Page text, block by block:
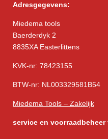
Adresgegevens:
Miedema tools
Baerderdyk 2
8835XA Easterlittens
KVK-nr: 78423155
BTW-nr: NL003329581B54
Miedema Tools – Zakelijk
service en